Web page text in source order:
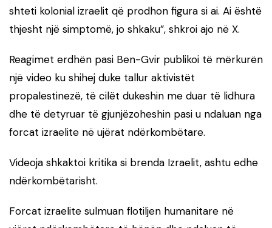
shteti kolonial izraelit që prodhon figura si ai. Ai është
thjesht një simptomë, jo shkaku”, shkroi ajo në X.
Reagimet erdhën pasi Ben-Gvir publikoi të mërkurën
një video ku shihej duke tallur aktivistët
propalestinezë, të cilët dukeshin me duar të lidhura
dhe të detyruar të gjunjëzoheshin pasi u ndaluan nga
forcat izraelite në ujërat ndërkombëtare.
Videoja shkaktoi kritika si brenda Izraelit, ashtu edhe
ndërkombëtarisht.
Forcat izraelite sulmuan flotiljen humanitare në